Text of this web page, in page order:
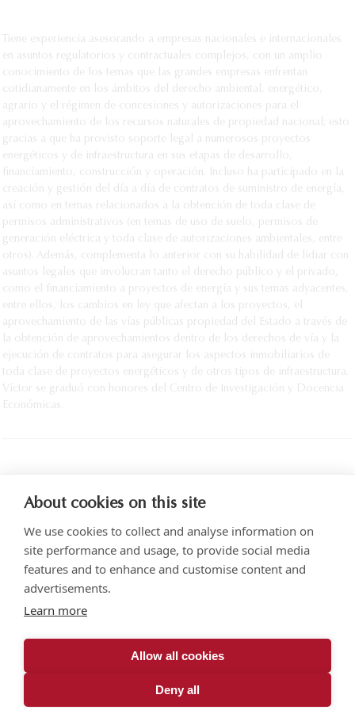
Tiene experiencia asesorando a empresas nacionales e internacionales
en asuntos regulatorios y contractuales complejos, con un amplio
conocimiento de los temas que las grandes empresas enfrentan
cotidianamente en los ámbitos del derecho ambiental, energético,
agrario y el régimen de concesiones y autorizaciones para el
aprovechamiento de los recursos naturales de propiedad nacional; esto
gracias a que ha provisto soporte legal a numerosos proyectos
energéticos y de infraestructura en sus etapas de desarrollo,
financiamiento, construcción y operación. Incluso ha participado en la
creación y gestión del día a día de contratos de suministro de energía,
así como en temas relacionados a la obtención de toda clase de
permisos administrativos (en temas de uso de suelo, permisos de
generación eléctrica y toda clase de autorizaciones ambientales, entre
otros). Además, complementa lo anterior con su habilidad de lidiar con
asuntos legales que involucran tanto el derecho público y el privado,
como el financiamiento a proyectos de energía y sus temas adyacentes,
entre ellos, los cambios en ley que afectan a los proyectos, el
aprovechamiento de las vías públicas propiedad del Estado a través de
la obtención de aprovechamientos dentro de los derechos de vía y la
ejecución de contratos para asegurar los aspectos inmobiliarios de
toda clase de proyectos energéticos y de otros tipos de infraestructura.
Víctor se graduó con honores del Centro de Investigación y Docencia
Económicas.
Torre SOMA Chapultepec, Piso 18, Campos Elíseos 204, Polanco
vonwobeser.com
© 2026
About cookies on this site
We use cookies to collect and analyse information on
site performance and usage, to provide social media
features and to enhance and customise content and
advertisements.
Learn more
Allow all cookies
Deny all